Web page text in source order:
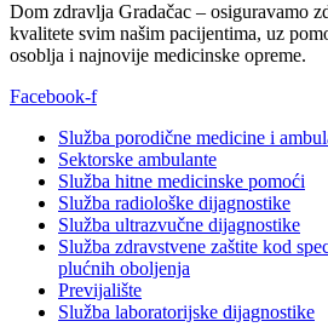
Dom zdravlja Gradačac – osiguravamo
kvalitete svim našim pacijentima, uz
osoblja i najnovije medicinske opreme.
Facebook-f
Služba porodične medicine i
Sektorske ambulante
Služba hitne medicinske pomoći
Služba radiološke dijagnostike
Služba ultrazvučne dijagnostike
Služba zdravstvene zaštite kod
plućnih oboljenja
Previjalište
Služba laboratorijske dijagnostike